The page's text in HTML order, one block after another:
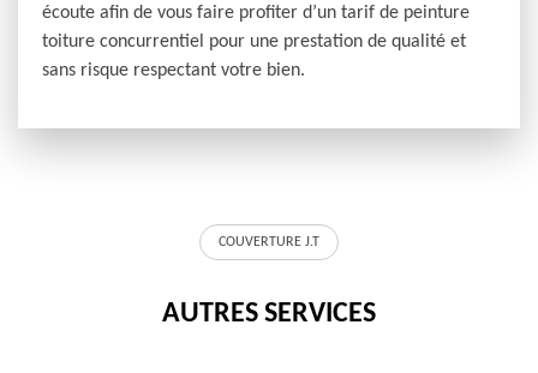
écoute afin de vous faire profiter d’un tarif de peinture
toiture concurrentiel pour une prestation de qualité et
sans risque respectant votre bien.
COUVERTURE J.T
AUTRES SERVICES